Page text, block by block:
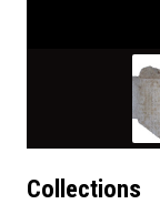
Collections